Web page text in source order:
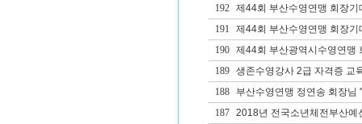
192
제44회 부산수영연맹 회장기
191
제44회 부산수영연맹 회장
190
제44회 부산광역시수영연맹
189
생존수영강사 2급 자격증 교
188
부산수영연맹 정연송 회장님
187
2018년 전국소년체전부산예